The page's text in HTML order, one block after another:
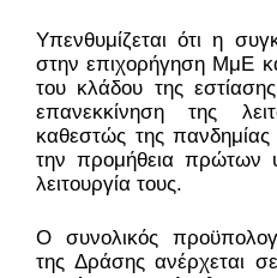
Υπενθυμίζεται ότι η
στην επιχορήγηση ΜμΕ
του κλάδου της
επανεκκίνηση της
καθεστώς της
την προμήθεια πρώτων
λειτουργία τους.
Ο συνολικός
της Δράσης ανέρχεται